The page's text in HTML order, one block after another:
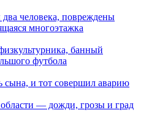
человека, повреждены
многоэтажка
банный
футбола
сына, и тот совершил аварию
— дожди, грозы и град